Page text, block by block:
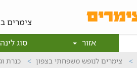
צימרים
אזור סוג לינה
צימרים לנופש משפחתי בצפון כנרת